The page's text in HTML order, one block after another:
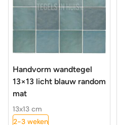
Handvorm wandtegel
13×13 licht blauw random
mat
13x13 cm
2-3 weken